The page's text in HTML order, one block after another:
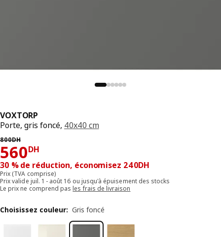
VOXTORP
Porte, gris foncé, 40x40 cm
800DH
Prix précédent 800DH
560DH
560DH
30 % de réduction, économisez 240DH
Prix (TVA comprise)
Prix valide juil. 1 - août 16 ou jusqu'à épuisement des stocks
Le prix ne comprend pasles frais de livraison
Choisissez couleur: Gris foncé